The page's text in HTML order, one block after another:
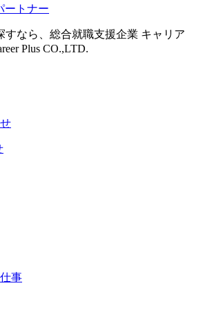
すなら、総合就職支援企業 キャリア
Plus CO.,LTD.
事